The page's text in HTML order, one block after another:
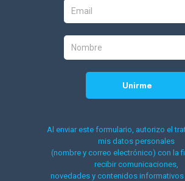
Al enviar este formulario, autorizo el
mis datos personales
(nombre y correo electrónico) con la
recibir comunicaciones,
novedades y contenidos